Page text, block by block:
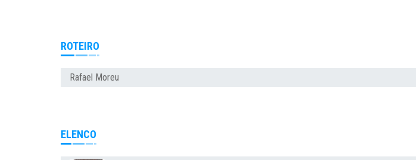
ROTEIRO
Rafael Moreu
ELENCO